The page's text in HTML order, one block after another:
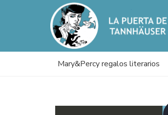
Mary&Percy regalos literarios